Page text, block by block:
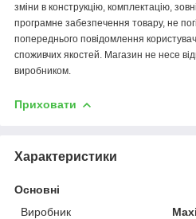
зміни в конструкцію, комплектацію,
програмне забезпечення товару, не
попереднього повідомлення
споживчих якостей. Магазин не несе
виробником.
Приховати
Характеристики
Основні
Виробник